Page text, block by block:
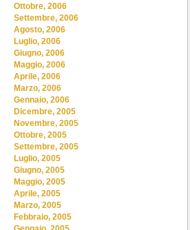
Ottobre, 2006
Settembre, 2006
Agosto, 2006
Luglio, 2006
Giugno, 2006
Maggio, 2006
Aprile, 2006
Marzo, 2006
Gennaio, 2006
Dicembre, 2005
Novembre, 2005
Ottobre, 2005
Settembre, 2005
Luglio, 2005
Giugno, 2005
Maggio, 2005
Aprile, 2005
Marzo, 2005
Febbraio, 2005